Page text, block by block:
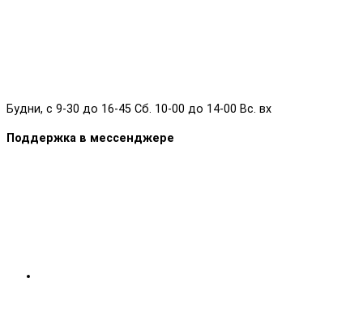
Будни, с 9-30 до 16-45 Сб. 10-00 до 14-00 Вс. вх
Поддержка в мессенджере